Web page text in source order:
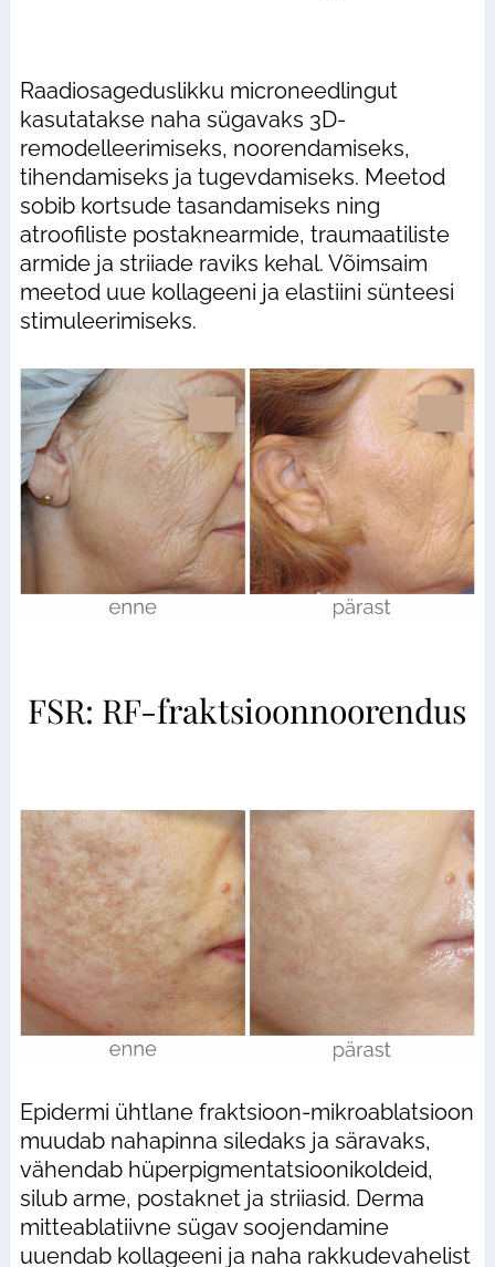
Raadiosageduslikku microneedlingut
kasutatakse naha sügavaks 3D-
remodelleerimiseks, noorendamiseks,
tihendamiseks ja tugevdamiseks. Meetod
sobib kortsude tasandamiseks ning
atroofiliste postaknearmide, traumaatiliste
armide ja striiade raviks kehal. Võimsaim
meetod uue kollageeni ja elastiini sünteesi
stimuleerimiseks.
FSR: RF-fraktsioonnoorendus
Epidermi ühtlane fraktsioon-mikroablatsioon
muudab nahapinna siledaks ja säravaks,
vähendab hüperpigmentatsioonikoldeid,
silub arme, postaknet ja striiasid. Derma
mitteablatiivne sügav soojendamine
uuendab kollageeni ja naha rakkudevahelist